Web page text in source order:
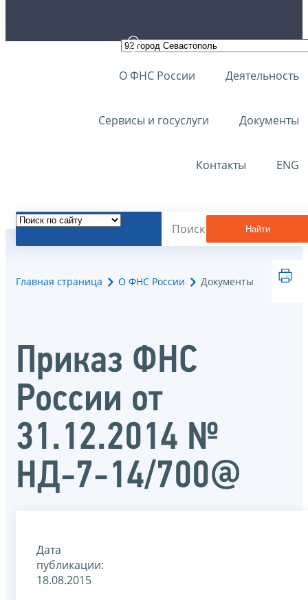
О ФНС России Деятельность
Сервисы и госуслуги Документы
Контакты ENG
Найти
Главная страница О ФНС России Документы
Приказ ФНС
России от
31.12.2014 №
НД-7-14/700@
Дата
публикации:
18.08.2015